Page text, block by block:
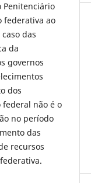
Penitenciário
federativa ao
das
da
governos
dos
não é o
no período
das
recursos